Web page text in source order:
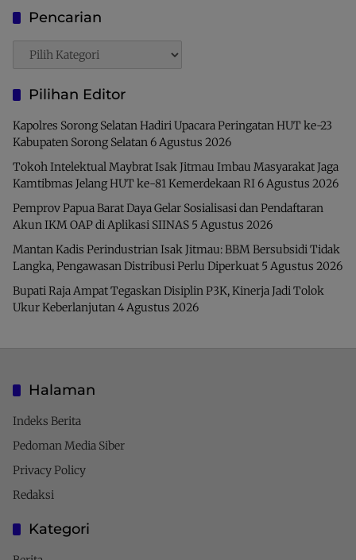
Pencarian
Pencarian
Pilihan Editor
Kapolres Sorong Selatan Hadiri Upacara Peringatan HUT ke-23
Kabupaten Sorong Selatan 6 Agustus 2026
Tokoh Intelektual Maybrat Isak Jitmau Imbau Masyarakat Jaga
Kamtibmas Jelang HUT ke-81 Kemerdekaan RI 6 Agustus 2026
Pemprov Papua Barat Daya Gelar Sosialisasi dan Pendaftaran
Akun IKM OAP di Aplikasi SIINAS 5 Agustus 2026
Mantan Kadis Perindustrian Isak Jitmau: BBM Bersubsidi Tidak
Langka, Pengawasan Distribusi Perlu Diperkuat 5 Agustus 2026
Bupati Raja Ampat Tegaskan Disiplin P3K, Kinerja Jadi Tolok
Ukur Keberlanjutan 4 Agustus 2026
Halaman
Indeks Berita
Pedoman Media Siber
Privacy Policy
Redaksi
Kategori